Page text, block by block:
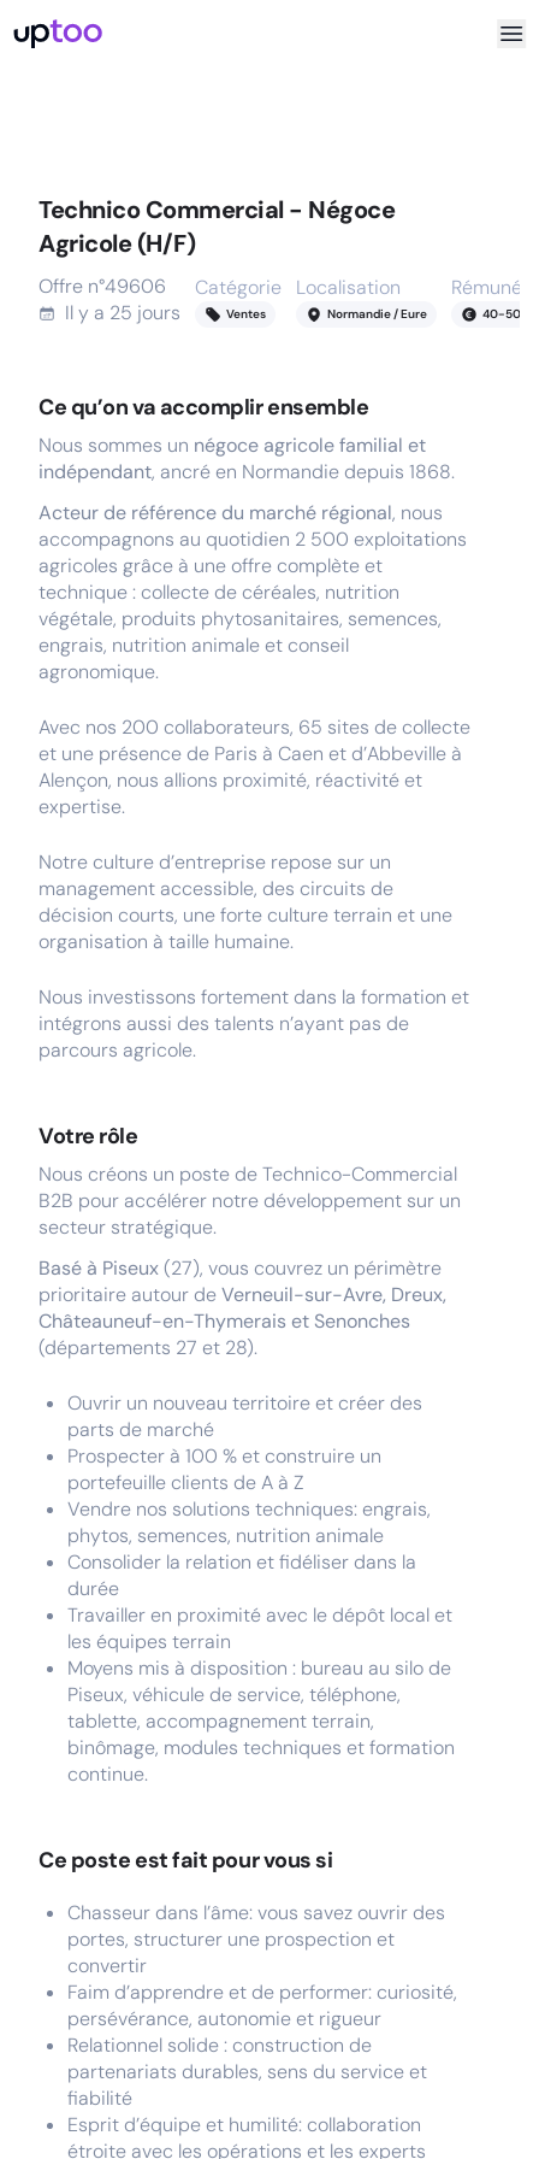
Technico Commercial - Négoce
Agricole (H/F)
Offre n°49606
Il y a 25 jours
Catégorie
Ventes
Localisation
Normandie / Eure 40-50
Ce qu’on va accomplir ensemble
Nous sommes un négoce agricole familial et
indépendant, ancré en Normandie depuis 1868.
Acteur de référence du marché régional, nous
accompagnons au quotidien 2 500 exploitations
agricoles grâce à une offre complète et
technique : collecte de céréales, nutrition
végétale, produits phytosanitaires, semences,
engrais, nutrition animale et conseil
agronomique.
Avec nos 200 collaborateurs, 65 sites de collecte
et une présence de Paris à Caen et d’Abbeville à
Alençon, nous allions proximité, réactivité et
expertise.
Notre culture d’entreprise repose sur un
management accessible, des circuits de
décision courts, une forte culture terrain et une
organisation à taille humaine.
Nous investissons fortement dans la formation et
intégrons aussi des talents n’ayant pas de
parcours agricole.
Votre rôle
Nous créons un poste de Technico-Commercial
B2B pour accélérer notre développement sur un
secteur stratégique.
Basé à Piseux(27), vous couvrez un périmètre
prioritaire autour deVerneuil-sur-Avre, Dreux,
Châteauneuf-en-Thymerais et Senonches
(départements 27 et 28).
Ouvrir un nouveau territoire et créer des
parts de marché
Prospecter à 100 % et construire un
portefeuille clients de A à Z
Vendre nos solutions techniques: engrais,
phytos, semences, nutrition animale
Consolider la relation et fidéliser dans la
durée
Travailler en proximité avec le dépôt local et
les équipes terrain
Moyens mis à disposition : bureau au silo de
Piseux, véhicule de service, téléphone,
tablette, accompagnement terrain,
binômage, modules techniques et formation
continue.
Ce poste est fait pour vous si
Chasseur dans l’âme: vous savez ouvrir des
portes, structurer une prospection et
convertir
Faim d’apprendre et de performer: curiosité,
persévérance, autonomie et rigueur
Relationnel solide : construction de
partenariats durables, sens du service et
fiabilité
Esprit d’équipe et humilité: collaboration
étroite avec les opérations et les experts